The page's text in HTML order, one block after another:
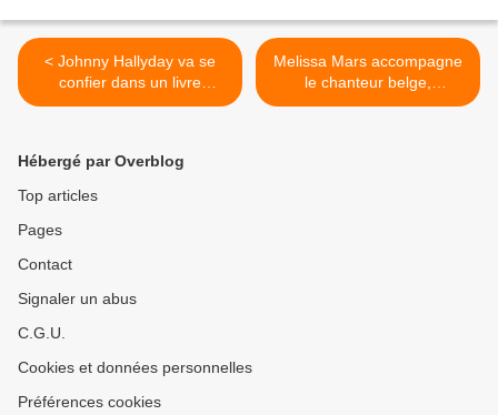
< Johnny Hallyday va se
confier dans un livre
autobiographique
Melissa Mars accompagne
le chanteur belge,
Dogwalker, sur le titre,
Hébergé par Overblog
Top articles
Pages
Contact
Signaler un abus
C.G.U.
Cookies et données personnelles
Préférences cookies